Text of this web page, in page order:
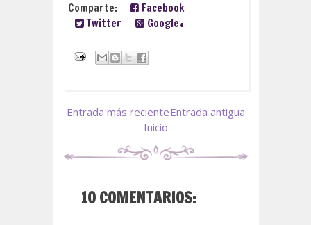
Comparte:
Facebook
Twitter
Google+
Entrada más recienteEntrada antigua
Inicio
10 COMENTARIOS: